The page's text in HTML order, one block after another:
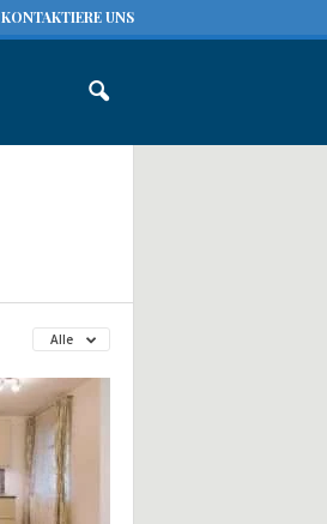
KONTAKTIERE UNS
Alle